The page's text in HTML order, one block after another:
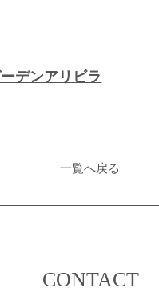
デンアリビラ
一覧へ戻る
CONTACT